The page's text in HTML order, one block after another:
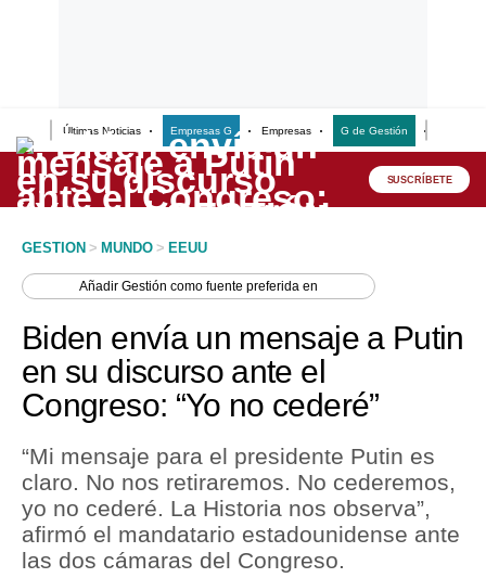
Últimas Noticias Empresas G Empresas G de Gestión
Lo último
Peru Quiosco
Economía
Mercados
Política
Tu Dinero
Finanzas Personales
SUSCRÍBETE
GESTION > MUNDO > EEUU
AñadirGestión como fuente preferida en
Biden envía un mensaje a Putin
en su discurso ante el
Congreso: “Yo no cederé”
“Mi mensaje para el presidente Putin es
claro. No nos retiraremos. No cederemos,
yo no cederé. La Historia nos observa”,
afirmó el mandatario estadounidense ante
las dos cámaras del Congreso.